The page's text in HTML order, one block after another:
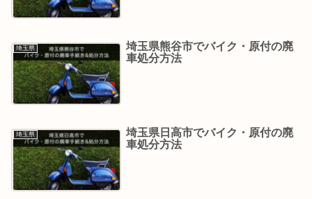
埼玉県
埼玉県熊谷市でバイク・原付の廃
車処分方法
埼玉県
埼玉県日高市でバイク・原付の廃
車処分方法